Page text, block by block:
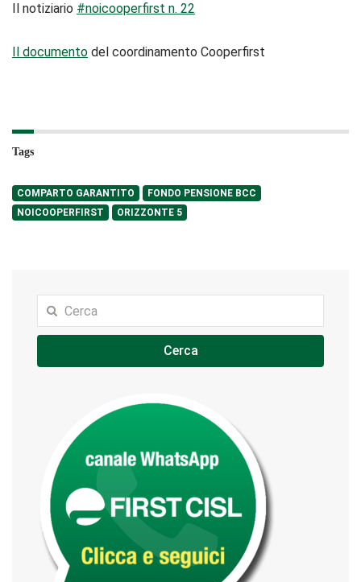
Il notiziario #noicooperfirst n. 22
Il documento del coordinamento Cooperfirst
Tags
COMPARTO GARANTITO
FONDO PENSIONE BCC
NOICOOPERFIRST
ORIZZONTE 5
Cerca